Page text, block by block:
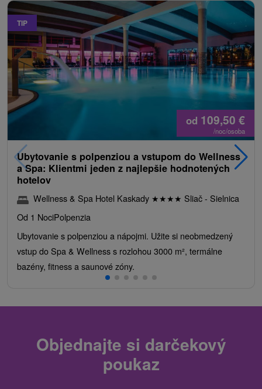
TIP
od 109,50 €
/noc/osoba
Ubytovanie s polpenziou a vstupom do Wellness
a Spa: Klientmi jeden z najlepšie hodnotených
hotelov
Wellness & Spa Hotel Kaskady ★★★★ Sliač - Sielnica
Od 1 NociPolpenzia
Ubytovanie s polpenziou a nápojmi. Užite si neobmedzený
vstup do Spa & Wellness s rozlohou 3000 m², termálne
bazény, fitness a saunové zóny.
Objednajte si darčekový
poukaz